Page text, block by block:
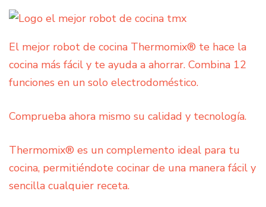
El mejor robot de cocina Thermomix® te hace la
cocina más fácil y te ayuda a ahorrar. Combina 12
funciones en un solo electrodoméstico.
Comprueba ahora mismo su calidad y tecnología.
Thermomix® es un complemento ideal para tu
cocina, permitiéndote cocinar de una manera fácil y
sencilla cualquier receta.